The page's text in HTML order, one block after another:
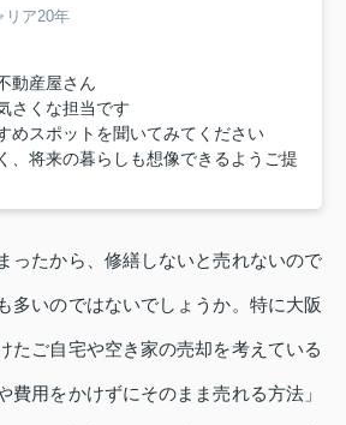
リア20年
動産屋さん
さくな担当です
めスポットを聞いてみてください
、将来の暮らしも想像できるようご提
ったから、修繕しないと売れないので
多いのではないでしょうか。特に大阪
たご自宅や空き家の売却を考えている
費用をかけずにそのまま売れる方法」